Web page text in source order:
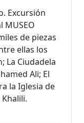
Excursión
MUSEO
de piezas
ellas los
La Ciudadela
Ali; El
la Iglesia de